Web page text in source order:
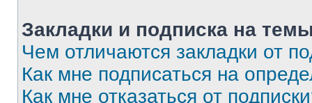
Закладки и подписка на
Чем отличаются закладки от
Как мне подписаться на
Как мне отказаться от